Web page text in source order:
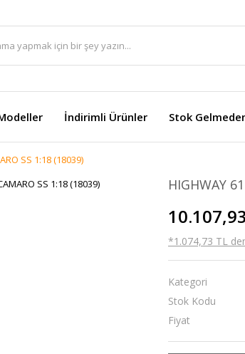
İndirimli Ürünler Stok
SS 1:18 (18039)
HIGHWAY
*1.074,73 TL
Kategori
Stok Kodu
Fiyat